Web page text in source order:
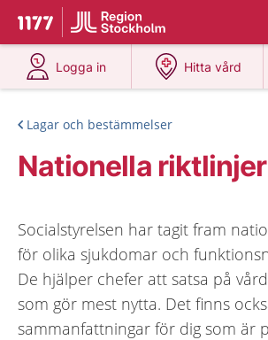
Till startsidan för 1177
Du har valt region
Logga in
på 1177.se
Hitta vård
på 1177.se
Lagar och bestämmelser
Nationella riktlinjer
Socialstyrelsen har tagit fram
för olika sjukdomar och
De hjälper chefer att satsa på
som gör mest nytta. Det finns
sammanfattningar för dig som är